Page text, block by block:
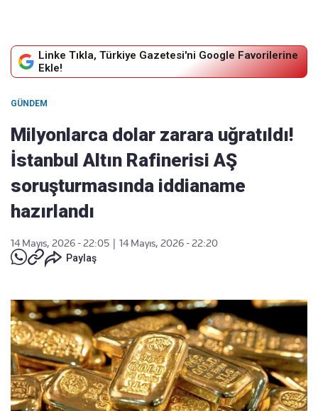
Linke Tıkla, Türkiye Gazetesi'ni Google Favorilerine
Ekle!
GÜNDEM
Milyonlarca dolar zarara uğratıldı!
İstanbul Altın Rafinerisi AŞ
soruşturmasında iddianame
hazırlandı
14 Mayıs, 2026 - 22:05
14 Mayıs, 2026 - 22:20
Paylaş